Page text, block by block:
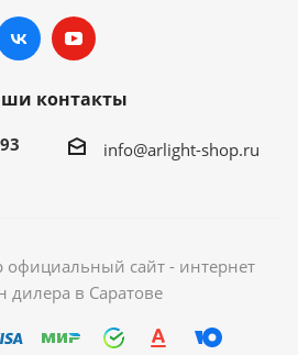
контакты
info@arlight-shop.ru
официальный сайт - интернет
дилера в Саратове